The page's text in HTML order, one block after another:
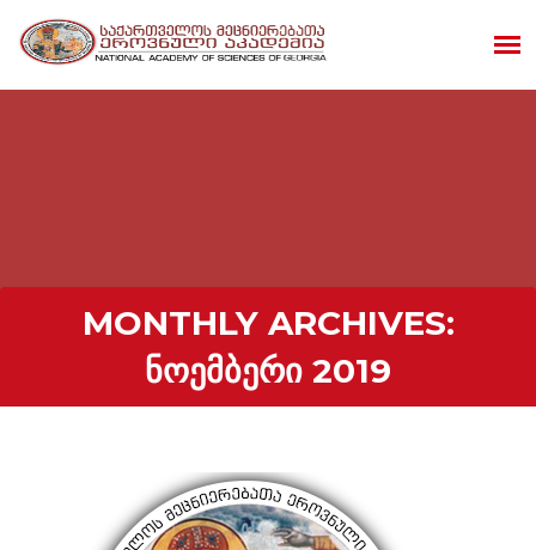
MONTHLY ARCHIVES:
ᲜᲝᲔᲛᲑᲔᲠᲘ 2019